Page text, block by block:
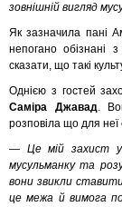
зовнішній вигляд
Як зазначила пані
непогано обізнані
сказати, що такі
Однією з гостей
Саміра Джавад.
розповіла що для неї
— Це мій захист у
мусульманку та
вони звикли
це межа й вимога